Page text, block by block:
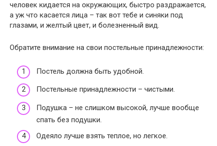
человек кидается на окружающих, быстро раздражается,
а уж что касается лица – так вот тебе и синяки под
глазами, и желтый цвет, и болезненный вид.
Обратите внимание на свои постельные принадлежности:
Постель должна быть удобной.
Постельные принадлежности – чистыми.
Подушка – не слишком высокой, лучше вообще
спать без подушки.
Одеяло лучше взять теплое, но легкое.